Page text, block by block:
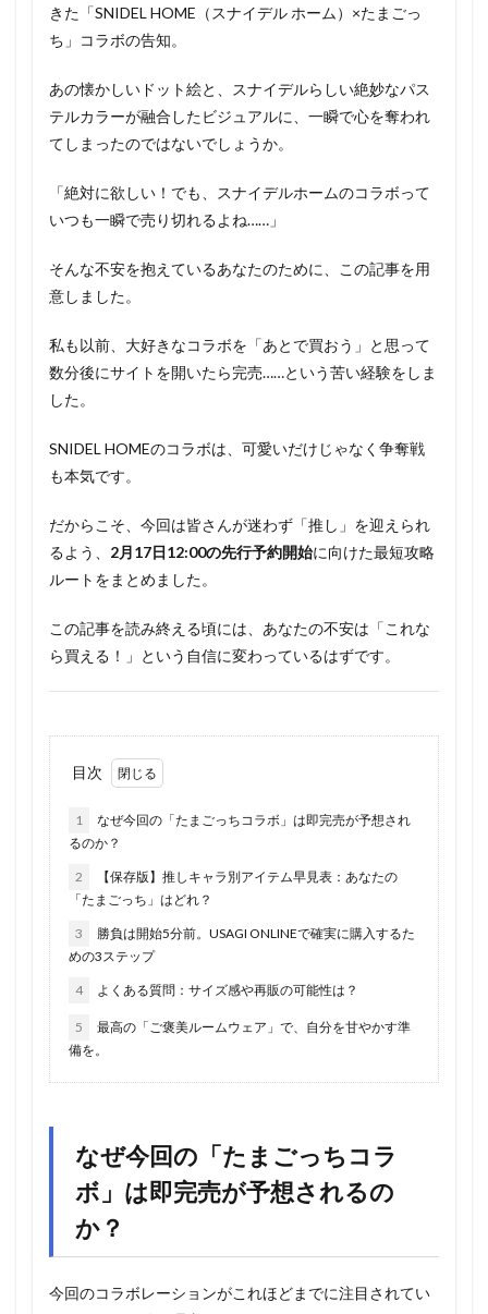
きた「SNIDEL HOME（スナイデル ホーム）×たまごっ
ち」コラボの告知。
あの懐かしいドット絵と、スナイデルらしい絶妙なパス
テルカラーが融合したビジュアルに、一瞬で心を奪われ
てしまったのではないでしょうか。
「絶対に欲しい！でも、スナイデルホームのコラボって
いつも一瞬で売り切れるよね……」
そんな不安を抱えているあなたのために、この記事を用
意しました。
私も以前、大好きなコラボを「あとで買おう」と思って
数分後にサイトを開いたら完売……という苦い経験をしま
した。
SNIDEL HOMEのコラボは、可愛いだけじゃなく争奪戦
も本気です。
だからこそ、今回は皆さんが迷わず「推し」を迎えられ
るよう、 2月17日12:00の先行予約開始に向けた最短攻略
ルートをまとめました。
この記事を読み終える頃には、あなたの不安は「これな
ら買える！」という自信に変わっているはずです。
目次
1
なぜ今回の「たまごっちコラボ」は即完売が予想され
るのか？
2
【保存版】推しキャラ別アイテム早見表：あなたの
「たまごっち」はどれ？
3
勝負は開始5分前。USAGI ONLINEで確実に購入するた
めの3ステップ
4 よくある質問：サイズ感や再販の可能性は？
5
最高の「ご褒美ルームウェア」で、自分を甘やかす準
備を。
なぜ今回の「たまごっちコラ
ボ」は即完売が予想されるの
か？
今回のコラボレーションがこれほどまでに注目されてい